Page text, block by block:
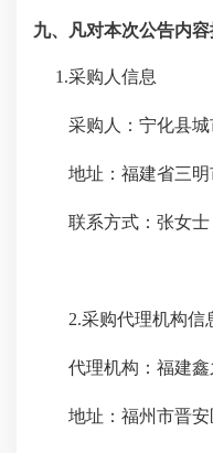
九、凡对本次公告内
1.采购人信息
采购人： 宁化县
地址：福建省三
联系方式： 张女士
2.采购代理机构信
代理机构： 福建鑫
地址： 福州市晋